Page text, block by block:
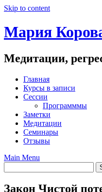
Skip to content
Мария
Медитации,
Главная
Курсы в записи
Сессии
Программмы
Заметки
Медитации
Семинары
Отзывы
Main Menu
Закон Чистой